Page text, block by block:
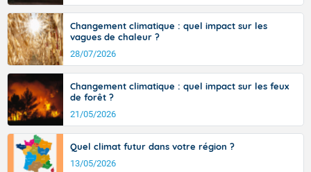
Changement climatique : quel impact sur les
vagues de chaleur ?
28/07/2026
Changement climatique : quel impact sur les feux
de forêt ?
21/05/2026
Quel climat futur dans votre région ?
13/05/2026